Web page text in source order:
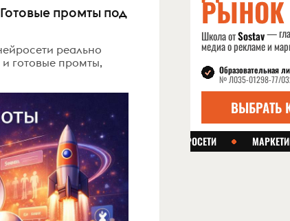
промты под
реально
и готовые промты,